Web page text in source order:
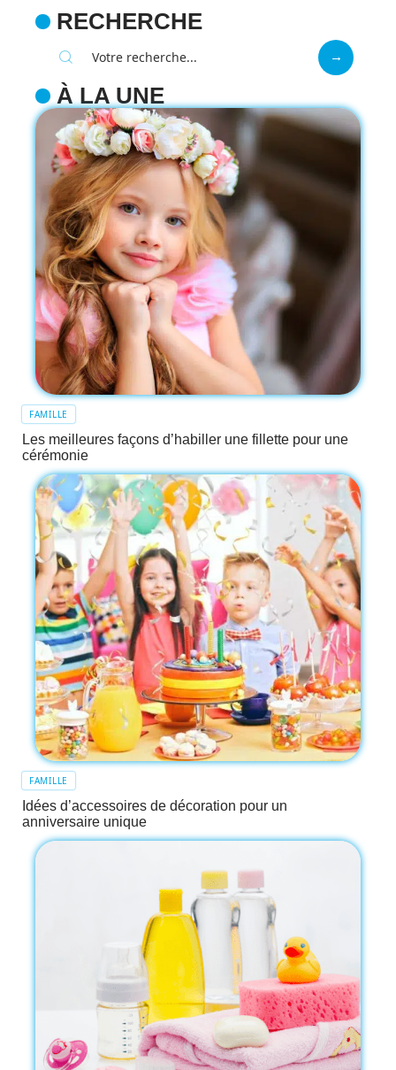
RECHERCHE
À LA UNE
FAMILLE
Les meilleures façons d’habiller une fillette pour une
cérémonie
FAMILLE
Idées d’accessoires de décoration pour un
anniversaire unique